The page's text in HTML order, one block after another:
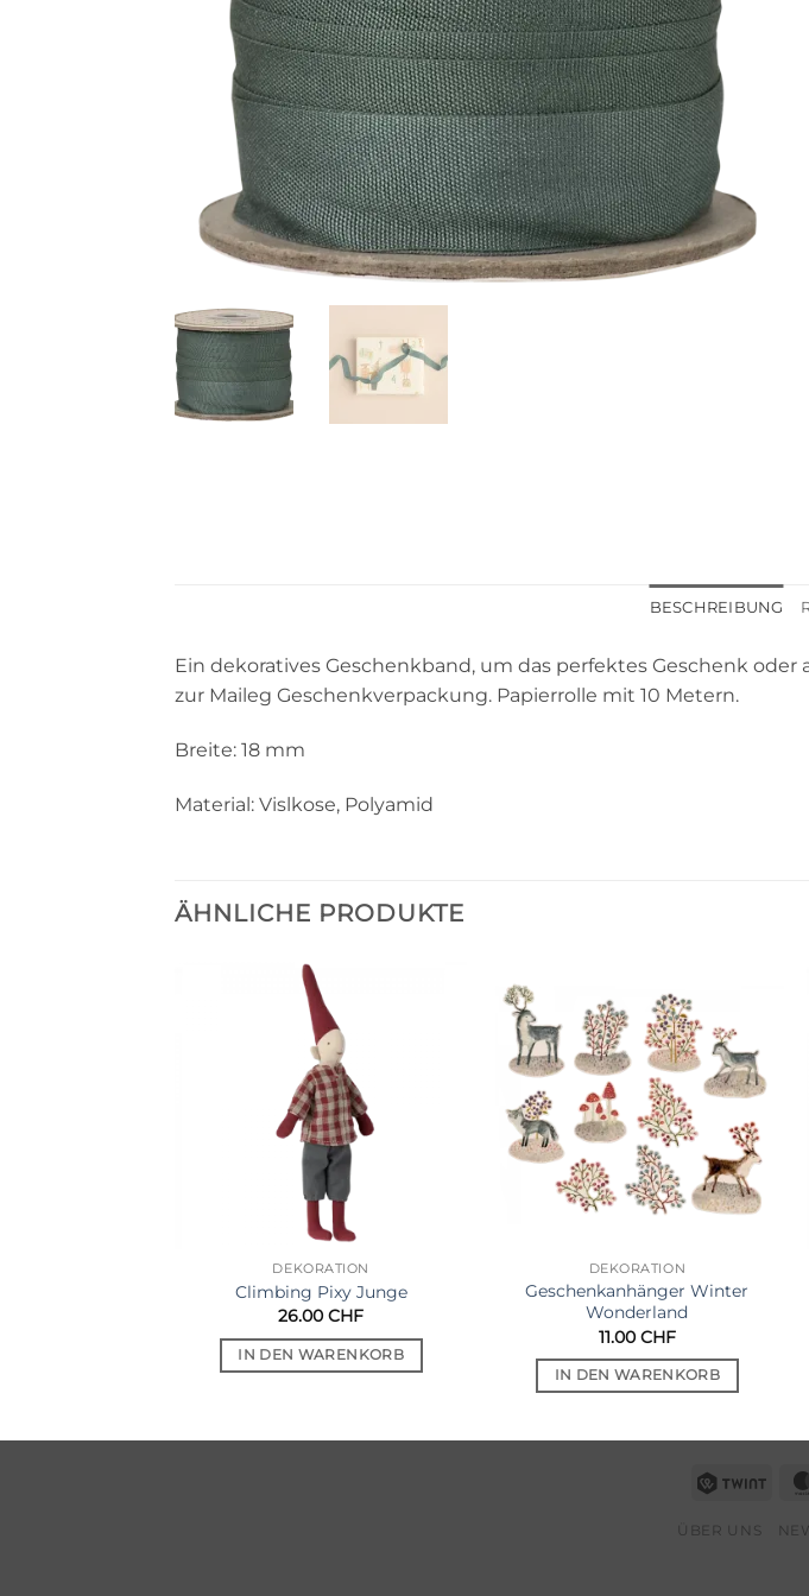
BESCHREIBUNG
Ein dekoratives Geschenkband, um das perfektes Geschenk
zur Maileg Geschenkverpackung. Papierrolle mit 10 Metern.
Breite: 18 mm
Material: Vislkose, Polyamid
ÄHNLICHE PRODUKTE
DEKORATION
Climbing Pixy Junge
26.00CHF
IN DEN WARENKORB
Auf die
Wunschliste
DEKORATION
Geschenkanhänger Winter
Wonderland
11.00CHF
IN DEN WARENKORB
Twint
ÜBER UNS